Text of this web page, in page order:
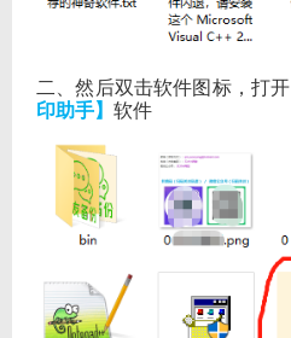
二、然后双击软件图标，打开
印助手】 软件